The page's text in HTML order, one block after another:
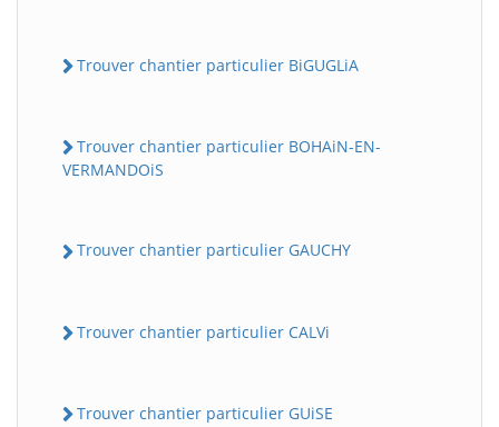
Trouver chantier particulier BiGUGLiA
Trouver chantier particulier BOHAiN-EN-
VERMANDOiS
Trouver chantier particulier GAUCHY
Trouver chantier particulier CALVi
Trouver chantier particulier GUiSE